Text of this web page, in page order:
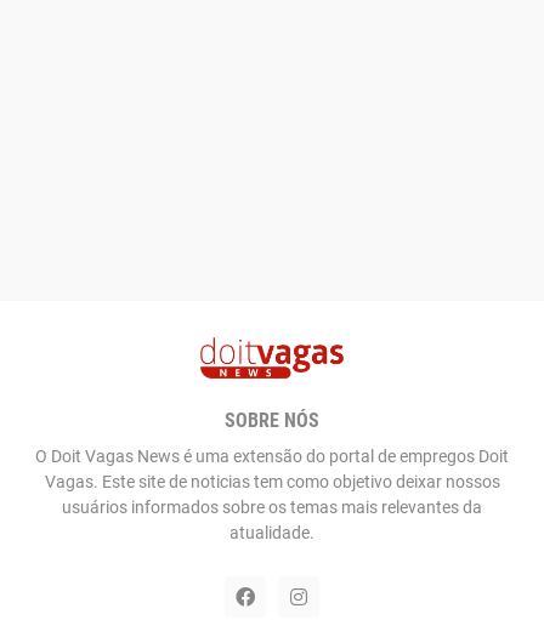
SOBRE NÓS
O Doit Vagas News é uma extensão do portal de empregos Doit
Vagas. Este site de noticias tem como objetivo deixar nossos
usuários informados sobre os temas mais relevantes da
atualidade.